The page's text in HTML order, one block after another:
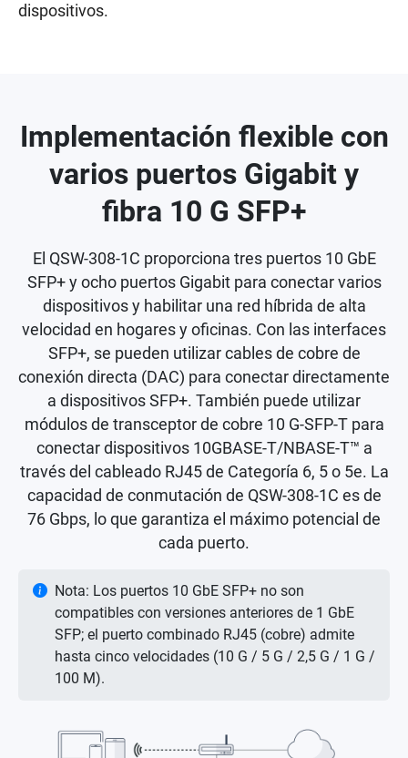
dispositivos.
Implementación flexible con
varios puertos Gigabit y
fibra 10 G SFP+
El QSW-308-1C proporciona tres puertos 10 GbE
SFP+ y ocho puertos Gigabit para conectar varios
dispositivos y habilitar una red híbrida de alta
velocidad en hogares y oficinas. Con las interfaces
SFP+, se pueden utilizar cables de cobre de
conexión directa (DAC) para conectar directamente
a dispositivos SFP+. También puede utilizar
módulos de transceptor de cobre 10 G-SFP-T para
conectar dispositivos 10GBASE-T/NBASE-T™ a
través del cableado RJ45 de Categoría 6, 5 o 5e. La
capacidad de conmutación de QSW-308-1C es de
76 Gbps, lo que garantiza el máximo potencial de
cada puerto.
Nota: Los puertos 10 GbE SFP+ no son
compatibles con versiones anteriores de 1 GbE
SFP; el puerto combinado RJ45 (cobre) admite
hasta cinco velocidades (10 G / 5 G / 2,5 G / 1 G /
100 M).